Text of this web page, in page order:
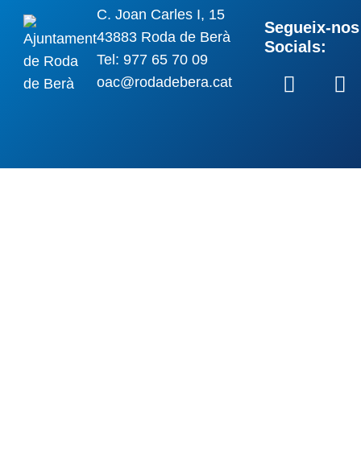
C. Joan Carles I, 15
43883 Roda de Berà
Tel: 977 65 70 09
oac@rodadebera.cat
Segueix-
Socials: